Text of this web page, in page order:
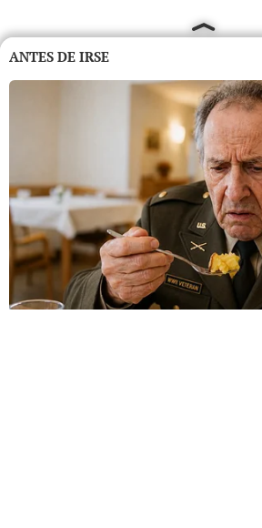
ANTES DE IRSE